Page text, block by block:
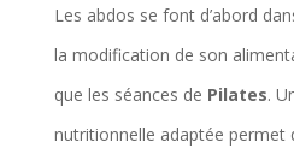
Les abdos se font d’abord
la modification de son
que les séances de Pilates.
nutritionnelle adaptée permet